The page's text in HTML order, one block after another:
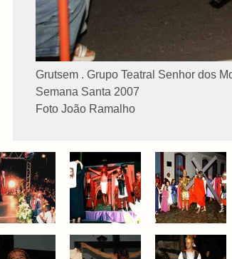
Grutsem . Grupo Teatral Senhor dos
Semana Santa 2007
Foto João Ramalho